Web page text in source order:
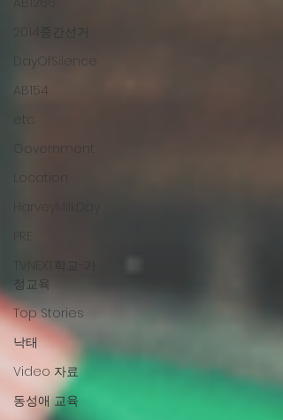
2014중간선거
DayOfSilence
AB154
etc
Government
Location
HarveyMilkDay
PRE
TVNEXT학교-가
정교육
Top Stories
낙태
Video 자료
동성애 교육